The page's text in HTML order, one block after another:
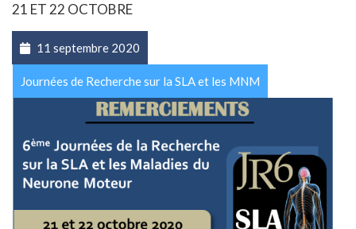
21 ET 22 OCTOBRE
11 septembre 2020
Journées de Recherche sur la SLA et les MNM